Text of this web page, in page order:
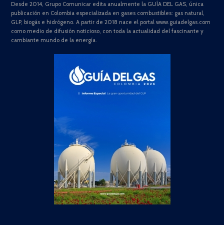
Desde 2014, Grupo Comunicar edita anualmente la GUÍA DEL GAS, única
publicación en Colombia especializada en gases combustibles: gas natural,
GLP, biogás e hidrógeno. A partir de 2018 nace el portal www.guiadelgas.com
como medio de difusión noticioso, con toda la actualidad del fascinante y
cambiante mundo de la energía.